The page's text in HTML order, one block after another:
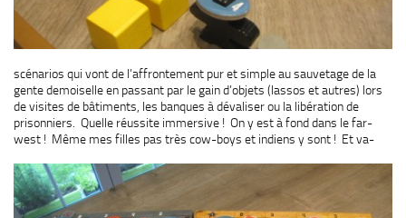
scénarios qui vont de l’affrontement pur et simple au sauvetage de la
gente demoiselle en passant par le gain d’objets (lassos et autres) lors
de visites de bâtiments, les banques à dévaliser ou la libération de
prisonniers. Quelle réussite immersive ! On y est à fond dans le far-
west ! Même mes filles pas très cow-boys et indiens y sont ! Et va-